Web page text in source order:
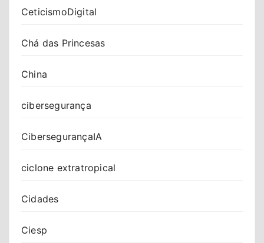
CeticismoDigital
Chá das Princesas
China
cibersegurança
CibersegurançaIA
ciclone extratropical
Cidades
Ciesp